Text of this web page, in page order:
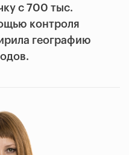
с 700 тыс.
контроля
географию